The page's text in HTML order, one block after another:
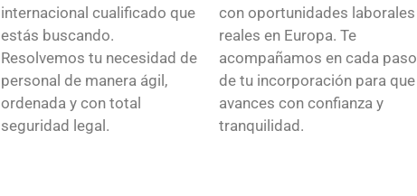
internacional cualificado que
estás buscando.
Resolvemos tu necesidad de
personal de manera ágil,
ordenada y con total
seguridad legal.
con oportunidades laborales
reales en Europa. Te
acompañamos en cada paso
de tu incorporación para que
avances con confianza y
tranquilidad.